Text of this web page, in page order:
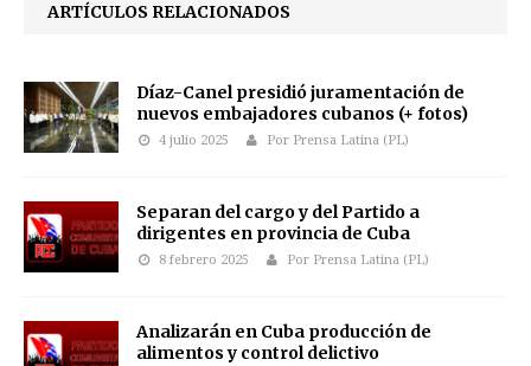
ARTÍCULOS RELACIONADOS
Díaz-Canel presidió juramentación de
nuevos embajadores cubanos (+ fotos)
4 julio 2025 Por Prensa Latina (PL)
Separan del cargo y del Partido a
dirigentes en provincia de Cuba
8 febrero 2025 Por Prensa Latina (PL)
Analizarán en Cuba producción de
alimentos y control delictivo